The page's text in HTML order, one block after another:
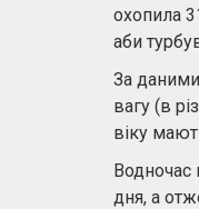
охопила
аби
За
вагу (в
віку
Водночас
дня, а